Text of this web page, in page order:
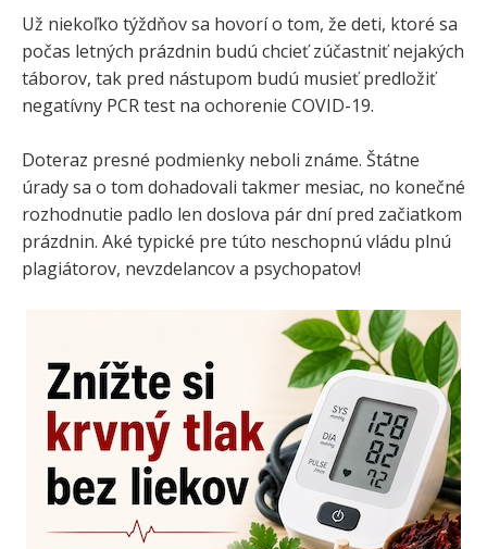
Už niekoľko týždňov sa hovorí o tom, že deti, ktoré sa
počas letných prázdnin budú chcieť zúčastniť nejakých
táborov, tak pred nástupom budú musieť predložiť
negatívny PCR test na ochorenie COVID-19.
Doteraz presné podmienky neboli známe. Štátne
úrady sa o tom dohadovali takmer mesiac, no konečné
rozhodnutie padlo len doslova pár dní pred začiatkom
prázdnin. Aké typické pre túto neschopnú vládu plnú
plagiátorov, nevzdelancov a psychopatov!